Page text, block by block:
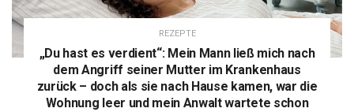
REZEPTE
„Du hast es verdient“: Mein Mann ließ mich nach
dem Angriff seiner Mutter im Krankenhaus
zurück – doch als sie nach Hause kamen, war die
Wohnung leer und mein Anwalt wartete schon